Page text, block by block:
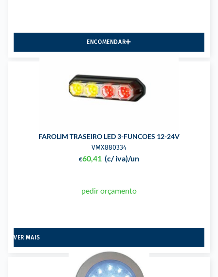
ENCOMENDAR
FAROLIM TRASEIRO LED 3-FUNCOES 12-24V
VMX880334
€60,41 (c/ iva)/un
pedir orçamento
VER MAIS